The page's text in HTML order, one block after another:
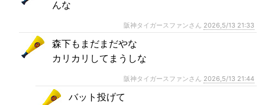
んな
阪神タイガースファンさん 2026,5/13 21:33
森下もまだまだやな
カリカリしてまうしな
阪神タイガースファンさん 2026,5/13 21:44
バット投げて